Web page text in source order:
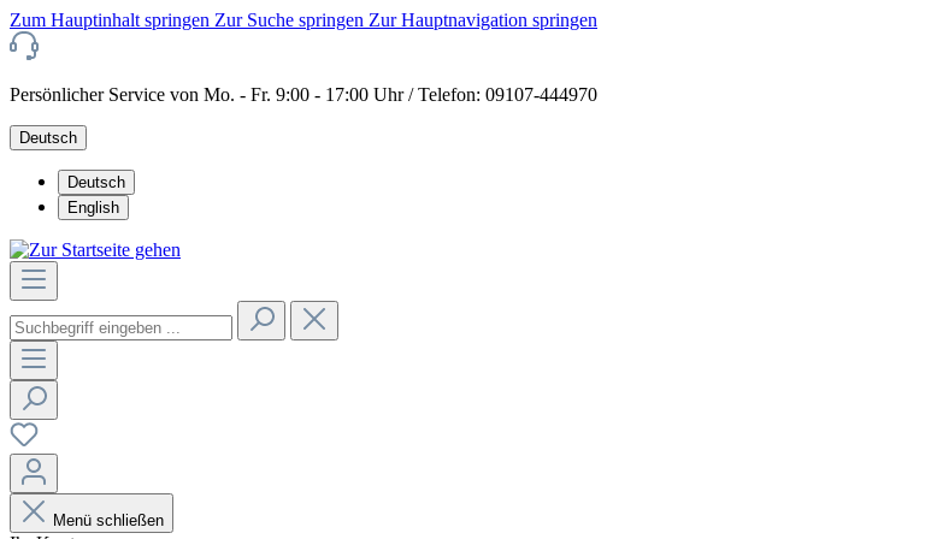
Zum Hauptinhalt springen Zur Suche springen Zur Hauptnavigation springen
Persönlicher Service von Mo. - Fr. 9:00 - 17:00 Uhr / Telefon: 09107-444970
Deutsch
Deutsch
English
Menü schließen